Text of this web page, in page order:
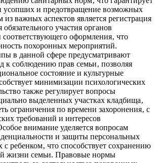
усопших и предотвращение возможных
важных аспектов является регистрация
участия органов
соответствующего оформления‚ что
похоронных мероприятий.
в данной сфере предусматривают
к соблюдению прав семьи‚ позволяя
состояние и культурные
минимизации психологических
также регулирует вопросы
выделенных участках кладбища‚
ограничения по времени захоронения‚ с
требований и интересов
внимание уделяется вопросам
и защиты персональных
с ребенком‚ что способствует сохранению
жизни семьи. Правовые нормы